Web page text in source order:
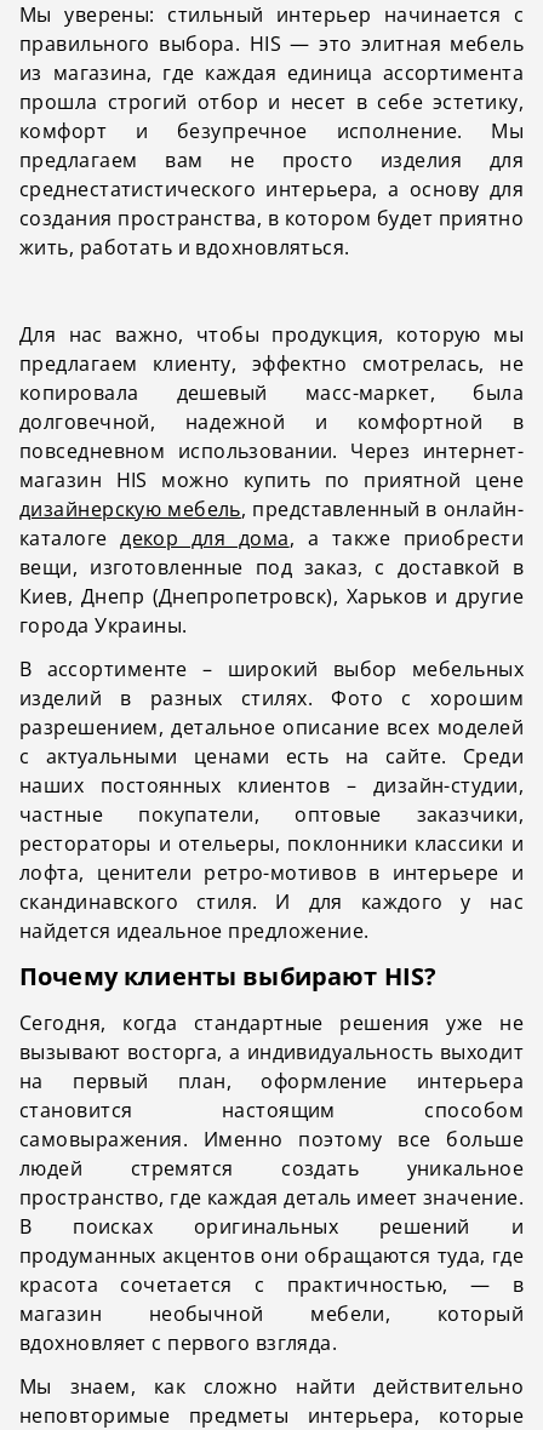
Мы уверены: стильный интерьер начинается с
правильного выбора. HIS — это элитная мебель
из магазина, где каждая единица ассортимента
прошла строгий отбор и несет в себе эстетику,
комфорт и безупречное исполнение. Мы
предлагаем вам не просто изделия для
среднестатистического интерьера, а основу для
создания пространства, в котором будет приятно
жить, работать и вдохновляться.
Для нас важно, чтобы продукция, которую мы
предлагаем клиенту, эффектно смотрелась, не
копировала дешевый масс-маркет, была
долговечной, надежной и комфортной в
повседневном использовании. Через интернет-
магазин HIS можно купить по приятной цене
дизайнерскую мебель, представленный в онлайн-
каталогедекор для дома, а также приобрести
вещи, изготовленные под заказ, с доставкой в
Киев, Днепр (Днепропетровск), Харьков и другие
города Украины.
В ассортименте – широкий выбор мебельных
изделий в разных стилях. Фото с хорошим
разрешением, детальное описание всех моделей
с актуальными ценами есть на сайте. Среди
наших постоянных клиентов – дизайн-студии,
частные покупатели, оптовые заказчики,
рестораторы и отельеры, поклонники классики и
лофта, ценители ретро-мотивов в интерьере и
скандинавского стиля. И для каждого у нас
найдется идеальное предложение.
Почему клиенты выбирают HIS?
Сегодня, когда стандартные решения уже не
вызывают восторга, а индивидуальность выходит
на первый план, оформление интерьера
становится настоящим способом
самовыражения. Именно поэтому все больше
людей стремятся создать уникальное
пространство, где каждая деталь имеет значение.
В поисках оригинальных решений и
продуманных акцентов они обращаются туда, где
красота сочетается с практичностью, — в
магазин необычной мебели, который
вдохновляет с первого взгляда.
Мы знаем, как сложно найти действительно
неповторимые предметы интерьера, которые